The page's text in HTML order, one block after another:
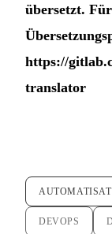
übersetzt.
https://
translator
DEVOPS